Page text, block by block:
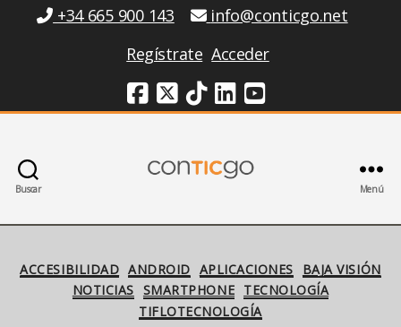
Información
+34 665 900 143
info@conticgo.net
Regístrate Acceder
Redes Sociales
Buscar Menú
Categorías
ACCESIBILIDAD ANDROID APLICACIONES
BAJA VISIÓN
NOTICIAS SMARTPHONE TECNOLOGÍA
TIFLOTECNOLOGÍA